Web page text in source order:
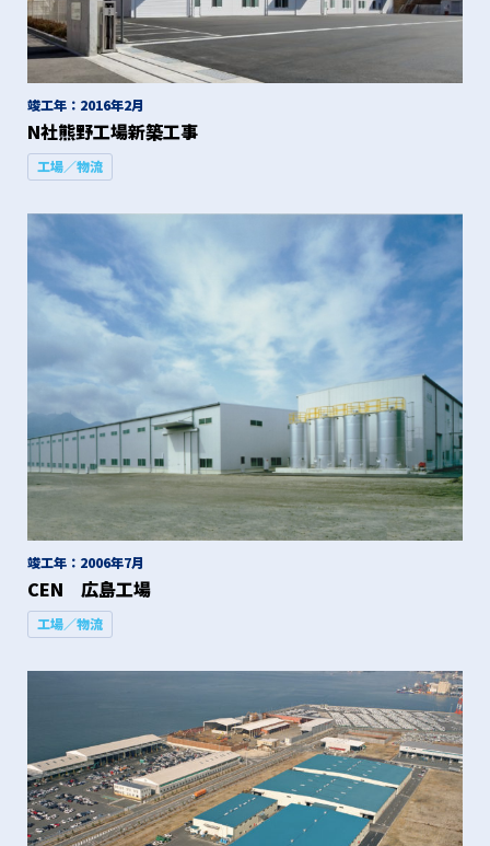
竣工年：2016年2月
N社熊野工場新築工事
工場／物流
竣工年：2006年7月
CEN 広島工場
工場／物流